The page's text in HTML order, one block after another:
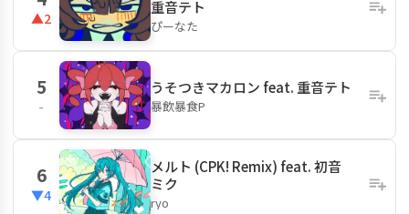
▲2
重音テト
ぴーなた
5
-
うそつきマカロン feat. 重音テト
暴飲暴食P
6
▼4
メルト (CPK! Remix) feat. 初音
ミク
ryo